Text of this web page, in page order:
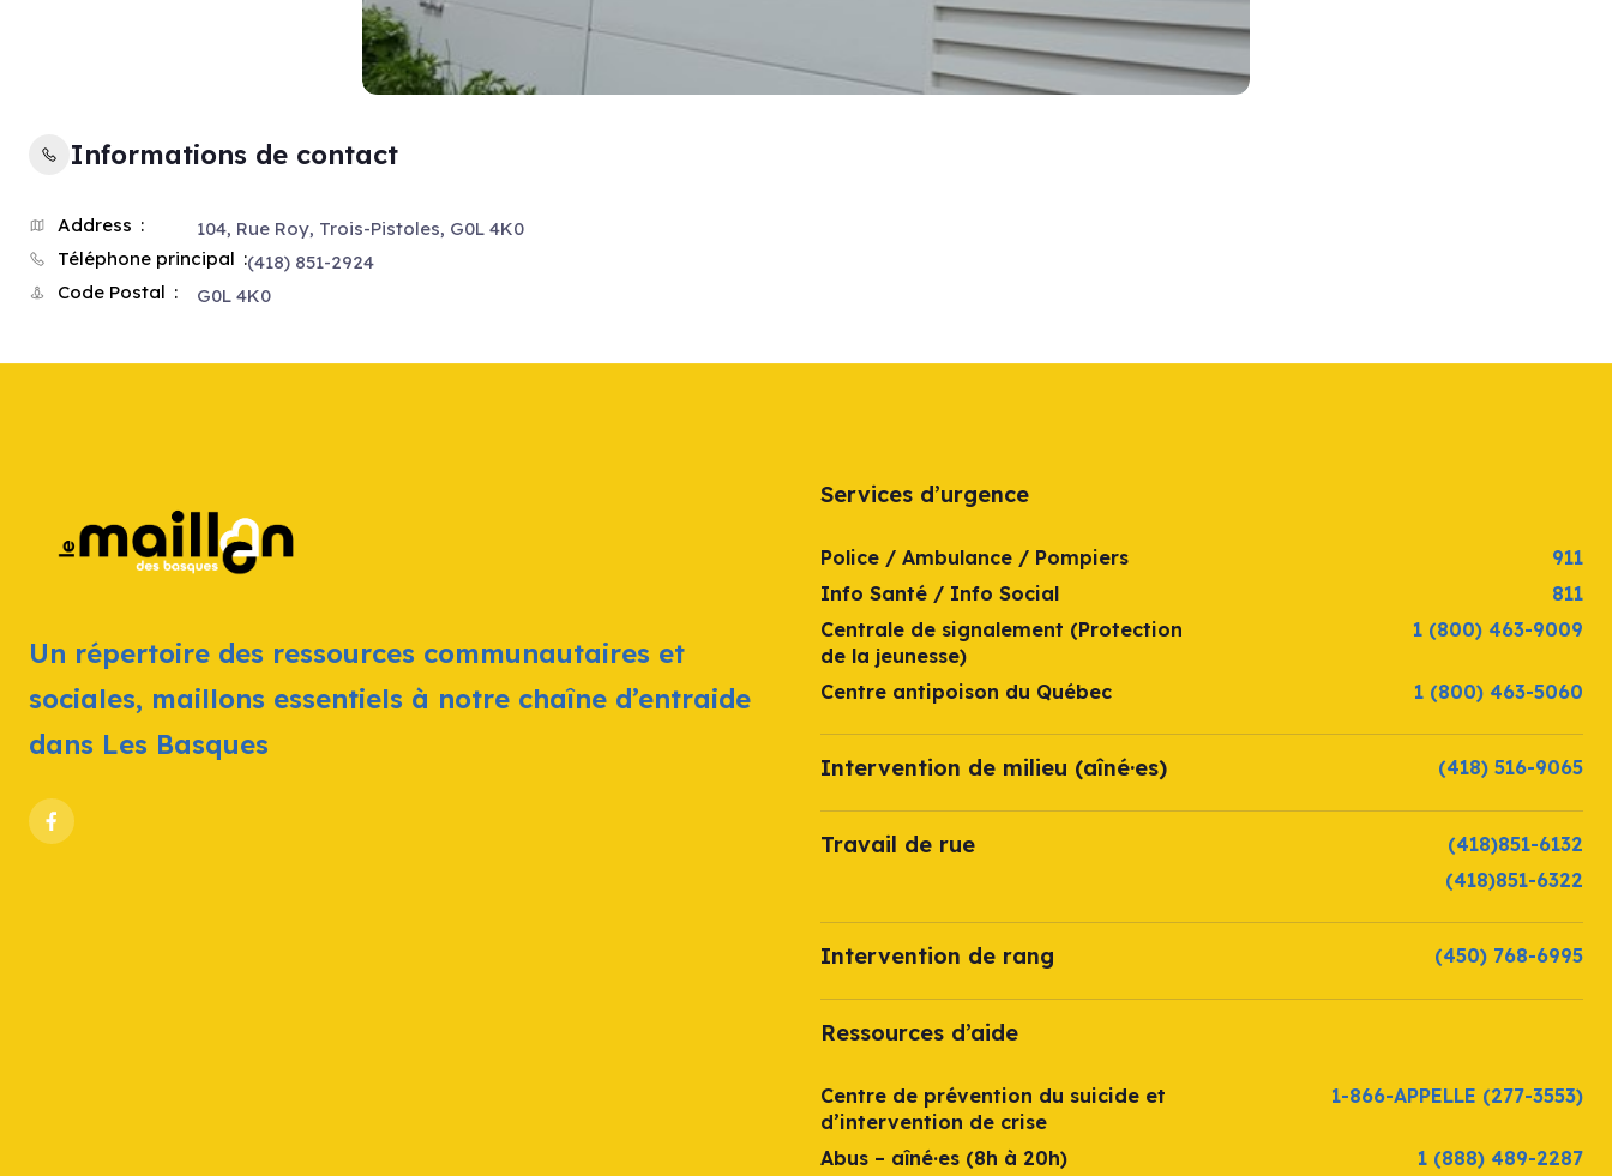
Informations de contact
Address
104, Rue Roy, Trois-Pistoles, G0L 4K0
Téléphone principal
(418) 851-2924
Code Postal
G0L 4K0
Un répertoire des ressources communautaires et
sociales, maillons essentiels à notre chaîne d’entraide
dans Les Basques
Services d’urgence
Police / Ambulance / Pompiers
911
Info Santé / Info Social
811
Centrale de signalement (Protection
de la jeunesse)
1 (800) 463-9009
Centre antipoison du Québec 1 (800) 463-5060
Intervention de milieu (aîné·es) (418) 516-9065
Travail de rue
(418)851-6132
(418)851-6322
Intervention de rang (450) 768-6995
Ressources d’aide
Centre de prévention du suicide et
d’intervention de crise
1-866-APPELLE (277-3553)
Abus – aîné·es (8h à 20h) 1 (888) 489-2287